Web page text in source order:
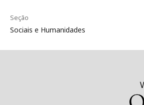
Seção
Sociais e Humanidades